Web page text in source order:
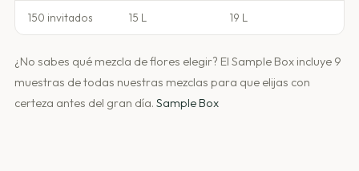
150 invitados 15 L 19 L
¿No sabes qué mezcla de flores elegir? El Sample Box incluye 9
muestras de todas nuestras mezclas para que elijas con
certeza antes del gran día. Sample Box